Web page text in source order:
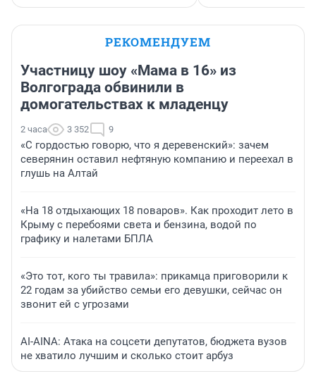
РЕКОМЕНДУЕМ
Участницу шоу «Мама в 16» из
Волгограда обвинили в
домогательствах к младенцу
2 часа 3 352 9
«С гордостью говорю, что я деревенский»: зачем
северянин оставил нефтяную компанию и переехал в
глушь на Алтай
«На 18 отдыхающих 18 поваров». Как проходит лето в
Крыму с перебоями света и бензина, водой по
графику и налетами БПЛА
«Это тот, кого ты травила»: прикамца приговорили к
22 годам за убийство семьи его девушки, сейчас он
звонит ей с угрозами
AI-AINA: Атака на соцсети депутатов, бюджета вузов
не хватило лучшим и сколько стоит арбуз